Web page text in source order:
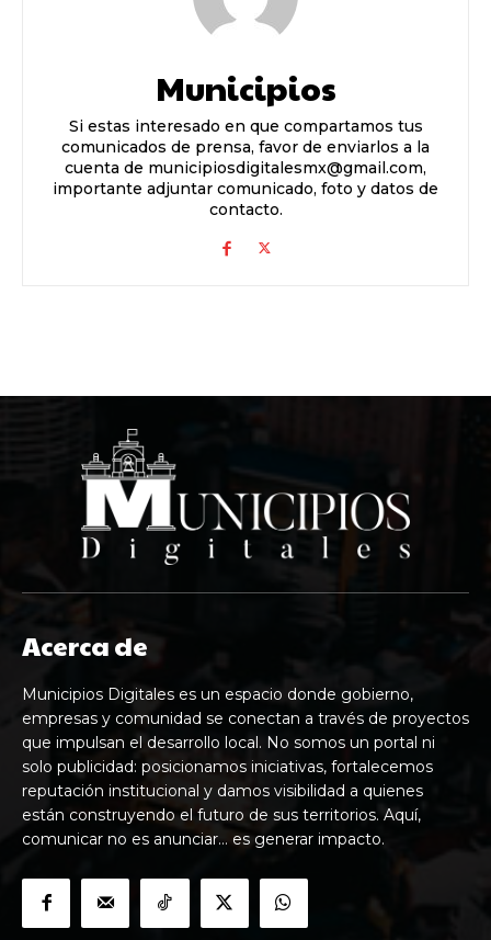
Municipios
Si estas interesado en que compartamos tus
comunicados de prensa, favor de enviarlos a la
cuenta de municipiosdigitalesmx@gmail.com,
importante adjuntar comunicado, foto y datos de
contacto.
Acerca de
Municipios Digitales es un espacio donde gobierno,
empresas y comunidad se conectan a través de proyectos
que impulsan el desarrollo local. No somos un portal ni
solo publicidad: posicionamos iniciativas, fortalecemos
reputación institucional y damos visibilidad a quienes
están construyendo el futuro de sus territorios. Aquí,
comunicar no es anunciar… es generar impacto.